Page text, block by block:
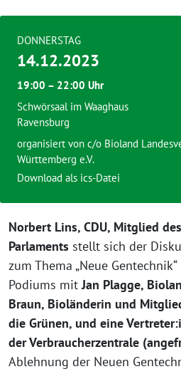
Norbert Lins, CDU, Mitglied
Parlaments stellt sich der
zum Thema „Neue
Podiums mitJan Plagge,
Braun, Bioländerin und
die Grünen, und eine
der Verbraucherzentrale
Ablehnung der Neuen
DONNERSTAG
14.12.2023
19:00 – 22:00 Uhr
Schwörsaal im Waaghaus
Ravensburg
organisiert von c/o Bioland
Württemberg e.V.
Download als ics-Datei